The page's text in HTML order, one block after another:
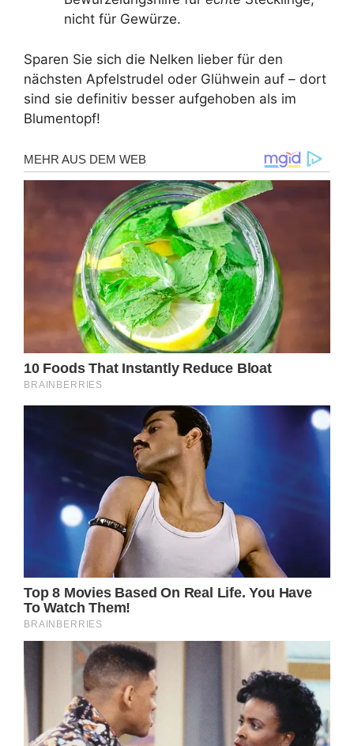
nicht für Gewürze.
Sparen Sie sich die Nelken lieber für den
nächsten Apfelstrudel oder Glühwein auf – dort
sind sie definitiv besser aufgehoben als im
Blumentopf!